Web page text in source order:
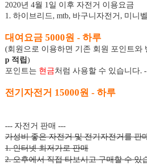
2020년 4월 1일 이후 자전거 이용요금
1. 하이브리드, mtb, 바구니자전거, 미니
대여요금 5000원 - 하루
(회원으로 이용하면 기존 회원 포인트와
p 적립)
포인트는 현금처럼 사용할 수 있습니다.
전기자전거 15000원 - 하루
--- 자전거 판매 ---
가성비 좋은 자전거 및 전기자전거를 판
1. 인터넷 최저가로 판매
2. 오후에서 직접 타보시고 구매할 수 있